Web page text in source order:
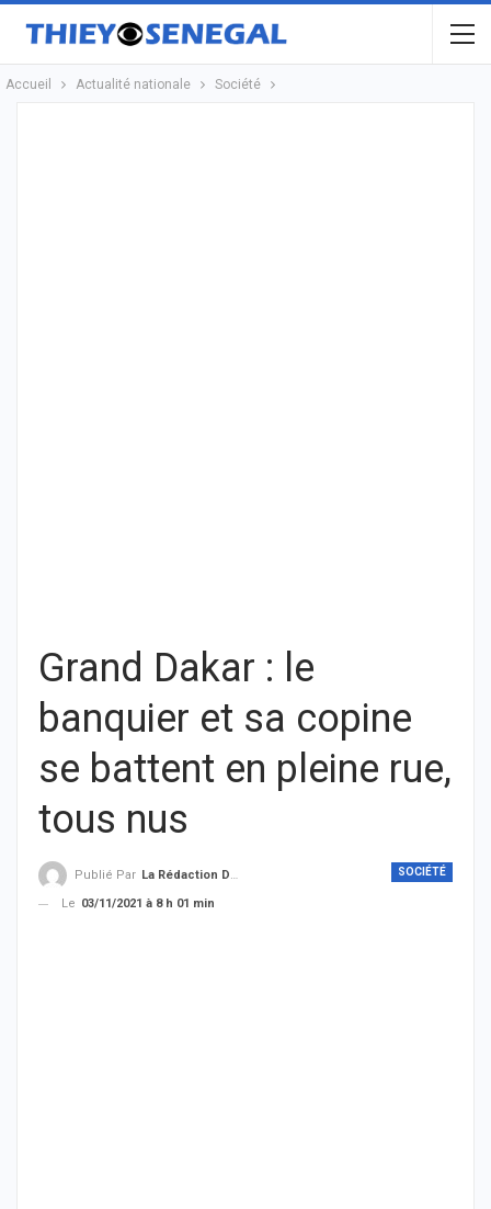
Accueil Actualité nationale Société
Grand Dakar : le
banquier et sa copine
se battent en pleine rue,
tous nus
SOCIÉTÉ
Publié Par La Rédaction De THIEYSENEGAL.com
Le 03/11/2021 à 8 h 01 min